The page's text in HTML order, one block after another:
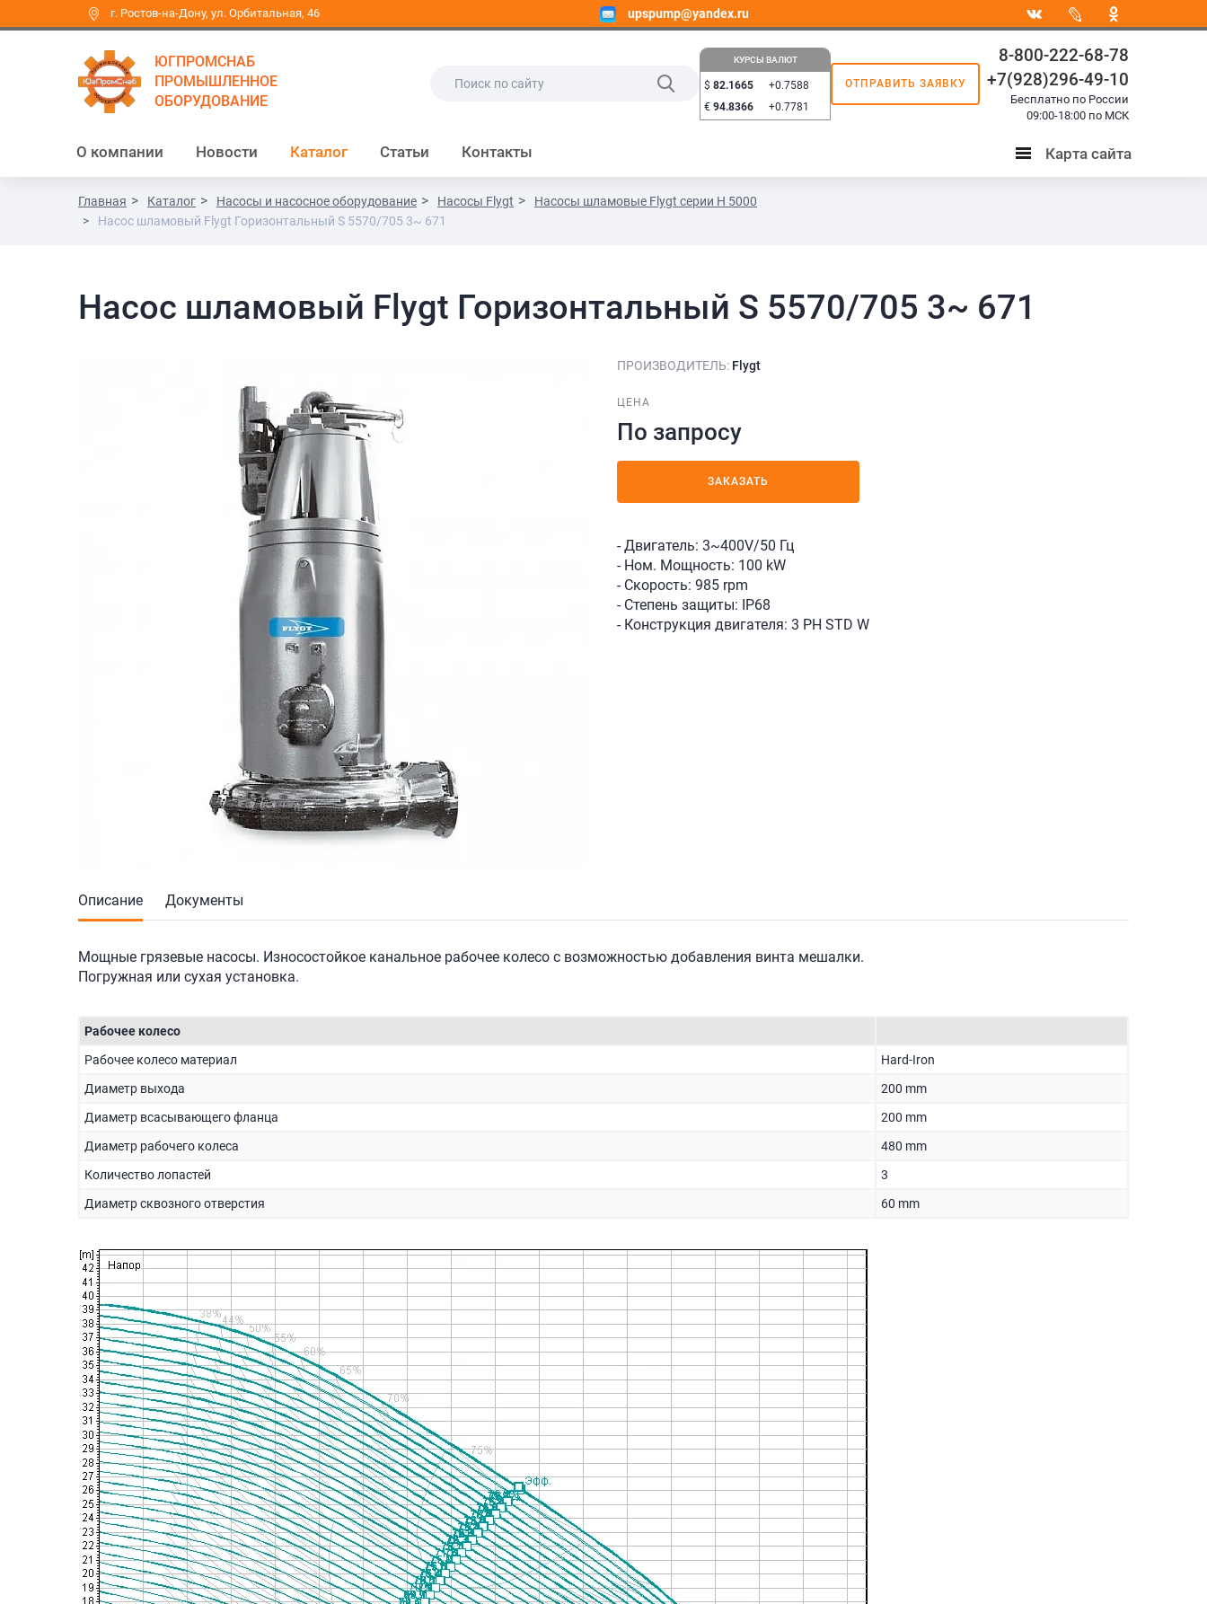
г. Ростов-на-Дону, ул. Орбитальная, 46 upspump@yandex.ru
ЮГПРОМСНАБ
ПРОМЫШЛЕННОЕ
ОБОРУДОВАНИЕ
КУРСЫ ВАЛЮТ
$ 82.1665
€ 94.8366
+0.7588
+0.7781
ОТПРАВИТЬ ЗАЯВКУ
8-800-222-68-78
+7(928)296-49-10
Бесплатно по России
09:00-18:00 по МСК
О компании Новости Каталог Статьи Контакты
Карта
сайта
Карта сайта
Главная Каталог Насосы и насосное оборудование Насосы Flygt
Насосы шламовые Flygt серии H 5000
Насос шламовый Flygt Горизонтальный S 5570/705 3~ 671
Насос шламовый Flygt Горизонтальный S 5570/705 3~ 671
ПРОИЗВОДИТЕЛЬ: Flygt
ЦЕНА
По запросу
ЗАКАЗАТЬ
- Двигатель: 3~400V/50 Гц
- Ном. Мощность: 100 kW
- Скорость: 985 rpm
- Степень защиты: IP68
- Конструкция двигателя: 3 PH STD W
Описание Документы
Мощные грязевые насосы. Износостойкое канальное рабочее колесо с возможностью добавления винта мешалки.
Погружная или сухая установка.
Рабочее колесо
Рабочее колесо материал
Hard-Iron
Диаметр выхода
200 mm
Диаметр всасывающего фланца
200 mm
Диаметр рабочего колеса
480 mm
Количество лопастей
3
Диаметр сквозного отверстия
60 mm